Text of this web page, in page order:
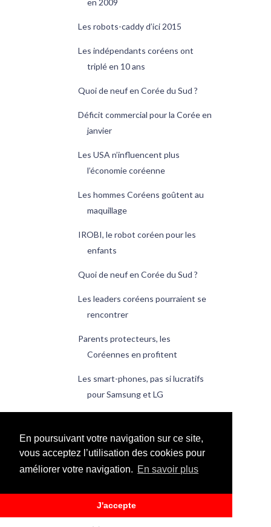
En poursuivant votre navigation sur ce site,
vous acceptez l’utilisation des cookies pour
améliorer votre navigation. En savoir plus
J'accepte
en 2009
Les robots-caddy d’ici 2015
Les indépendants coréens ont
triplé en 10 ans
Quoi de neuf en Corée du Sud ?
Déficit commercial pour la Corée en
janvier
Les USA n’influencent plus
l’économie coréenne
Les hommes Coréens goûtent au
maquillage
IROBI, le robot coréen pour les
enfants
Quoi de neuf en Corée du Sud ?
Les leaders coréens pourraient se
rencontrer
Parents protecteurs, les
Coréennes en profitent
Les smart-phones, pas si lucratifs
pour Samsung et LG
technologies 2009
Quoi de neuf en Corée du Sud ?
janvier(20)
►2009(228)